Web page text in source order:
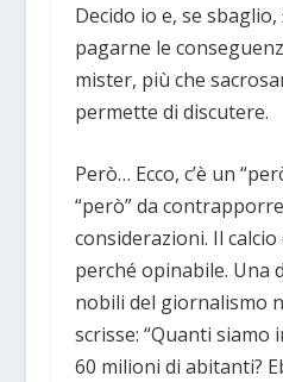
Decido io e, se
pagarne le
mister, più che
permette di discutere.
Però… Ecco, c’è un
“però” da
considerazioni. Il
perché opinabile. Una
nobili del giornalismo
scrisse: “Quanti siamo
60 milioni di abitanti?